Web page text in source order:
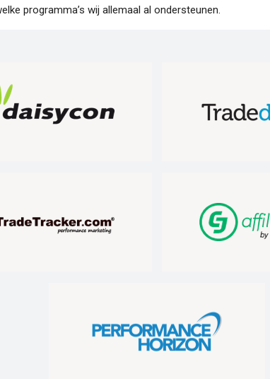
programma’s wij allemaal al ondersteunen.